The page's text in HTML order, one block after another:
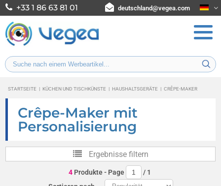
+33 1 86 63 81 01 deutschland@vegea.com
STARTSEITE | KÜCHEN UND TISCHKÜNSTE | HAUSHALTSGERÄTE | CRÊPE-MAKER
Crêpe-Maker mit
Personalisierung
Ergebnisse filtern
4 Produkte - Page / 1